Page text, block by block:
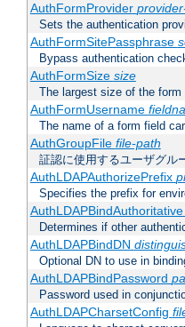
AuthFormProvider
Sets the authentication
AuthFormSitePassphrase
Bypass authentication
AuthFormSize size
The largest size of the
AuthFormUsername
The name of a form field
AuthGroupFile file-path
証認に使用するユーザグル
AuthLDAPAuthorizePrefix
Specifies the prefix for
Determines if other
AuthLDAPBindDN
Optional DN to use in
AuthLDAPBindPassword
Password used in
AuthLDAPCharsetConfig